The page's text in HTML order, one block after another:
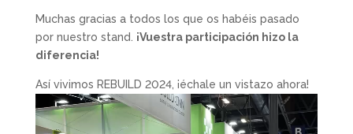
Muchas gracias a todos los que os habéis pasado
por nuestro stand. ¡Vuestra participación hizo la
diferencia!
Así vivimos REBUILD 2024, ¡échale un vistazo ahora!